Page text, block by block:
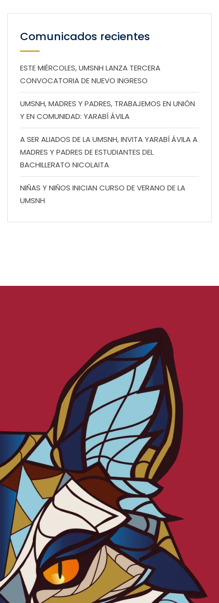
Comunicados recientes
ESTE MIÉRCOLES, UMSNH LANZA TERCERA
CONVOCATORIA DE NUEVO INGRESO
UMSNH, MADRES Y PADRES, TRABAJEMOS EN UNIÓN
Y EN COMUNIDAD: YARABÍ ÁVILA
A SER ALIADOS DE LA UMSNH, INVITA YARABÍ ÁVILA A
MADRES Y PADRES DE ESTUDIANTES DEL
BACHILLERATO NICOLAITA
NIÑAS Y NIÑOS INICIAN CURSO DE VERANO DE LA
UMSNH